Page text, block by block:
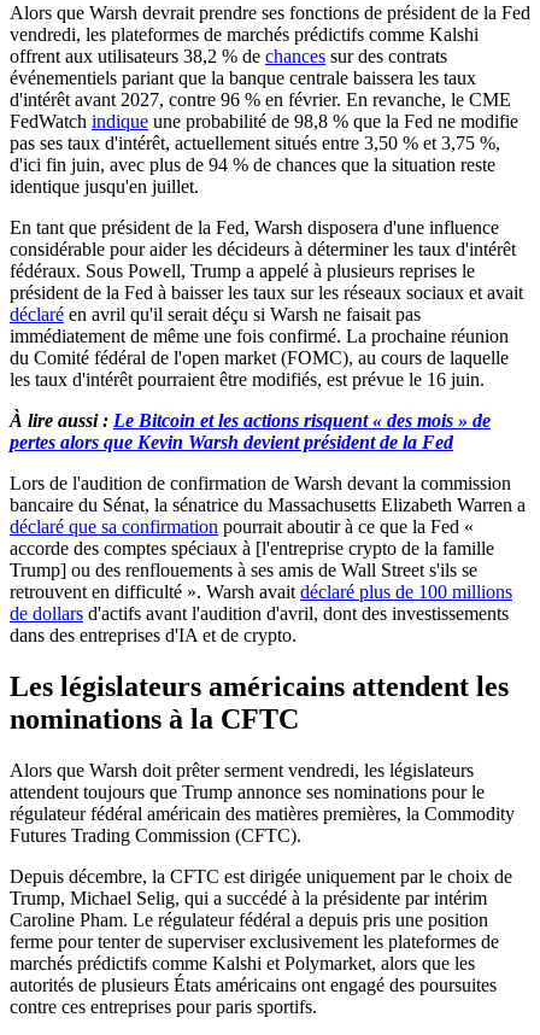
Alors que Warsh devrait prendre ses fonctions de président de la Fed
vendredi, les plateformes de marchés prédictifs comme Kalshi
offrent aux utilisateurs 38,2 % de chances sur des contrats
événementiels pariant que la banque centrale baissera les taux
d'intérêt avant 2027, contre 96 % en février. En revanche, le CME
FedWatch indique une probabilité de 98,8 % que la Fed ne modifie
pas ses taux d'intérêt, actuellement situés entre 3,50 % et 3,75 %,
d'ici fin juin, avec plus de 94 % de chances que la situation reste
identique jusqu'en juillet.
En tant que président de la Fed, Warsh disposera d'une influence
considérable pour aider les décideurs à déterminer les taux d'intérêt
fédéraux. Sous Powell, Trump a appelé à plusieurs reprises le
président de la Fed à baisser les taux sur les réseaux sociaux et avait
déclaré en avril qu'il serait déçu si Warsh ne faisait pas
immédiatement de même une fois confirmé. La prochaine réunion
du Comité fédéral de l'open market (FOMC), au cours de laquelle
les taux d'intérêt pourraient être modifiés, est prévue le 16 juin.
À lire aussi : Le Bitcoin et les actions risquent « des mois » de
pertes alors que Kevin Warsh devient président de la Fed
Lors de l'audition de confirmation de Warsh devant la commission
bancaire du Sénat, la sénatrice du Massachusetts Elizabeth Warren a
déclaré que sa confirmation pourrait aboutir à ce que la Fed «
accorde des comptes spéciaux à [l'entreprise crypto de la famille
Trump] ou des renflouements à ses amis de Wall Street s'ils se
retrouvent en difficulté ». Warsh avait déclaré plus de 100 millions
de dollars d'actifs avant l'audition d'avril, dont des investissements
dans des entreprises d'IA et de crypto.
Les législateurs américains attendent les
nominations à la CFTC
Alors que Warsh doit prêter serment vendredi, les législateurs
attendent toujours que Trump annonce ses nominations pour le
régulateur fédéral américain des matières premières, la Commodity
Futures Trading Commission (CFTC).
Depuis décembre, la CFTC est dirigée uniquement par le choix de
Trump, Michael Selig, qui a succédé à la présidente par intérim
Caroline Pham. Le régulateur fédéral a depuis pris une position
ferme pour tenter de superviser exclusivement les plateformes de
marchés prédictifs comme Kalshi et Polymarket, alors que les
autorités de plusieurs États américains ont engagé des poursuites
contre ces entreprises pour paris sportifs.